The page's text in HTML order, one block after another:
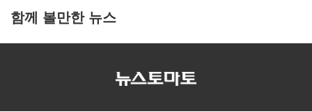
함께 볼만한 뉴스